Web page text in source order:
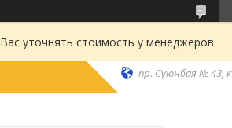
уточнять стоимость у менеджеров.
пр. Суюнбая № 43,